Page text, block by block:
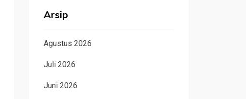
Arsip
Agustus 2026
Juli 2026
Juni 2026